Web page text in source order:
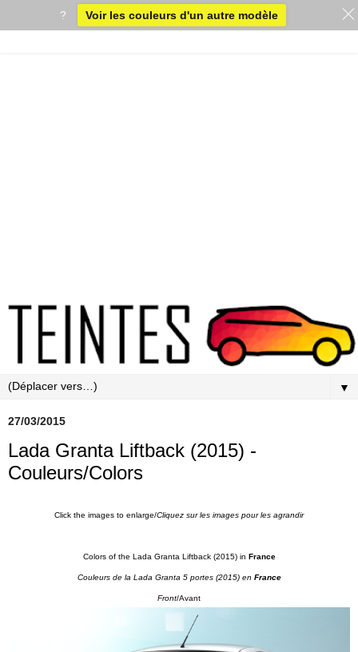
▼
27/03/2015
Lada Granta Liftback (2015) -
Couleurs/Colors
Click the images to enlarge/Cliquez sur les images pour les agrandir
Colors of the Lada Granta Liftback (2015) in France
Couleurs de la Lada Granta 5 portes (2015)en France
Front/Avant
? Voir les couleurs d'un autre modèle